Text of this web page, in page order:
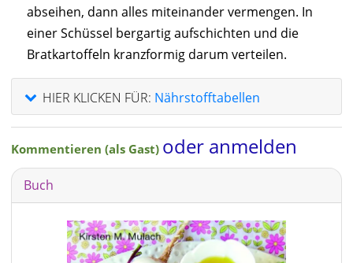
abseihen, dann alles miteinander vermengen. In
einer Schüssel bergartig aufschichten und die
Bratkartoffeln kranzformig darum verteilen.
HIER KLICKEN FÜR: Nährstofftabellen
Kommentieren (als Gast) oder anmelden
Buch